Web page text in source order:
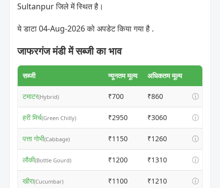
Sultanpur जिले में स्थित है।
ये डाटा 04-Aug-2026 को अपडेट किया गया है .
जाफरगंज मंडी में सब्जी का भाव
सब्जी न्यूनतम मूल्य अधिकतम मूल्य
टमाटर(Hybrid) ₹700 ₹860 ⓘ
हरी मिर्च(Green Chilly) ₹2950 ₹3060 ⓘ
पत्ता गोभी(Cabbage) ₹1150 ₹1260 ⓘ
लौकी(Bottle Gourd) ₹1200 ₹1310 ⓘ
खीरा(Cucumbar) ₹1100 ₹1210 ⓘ